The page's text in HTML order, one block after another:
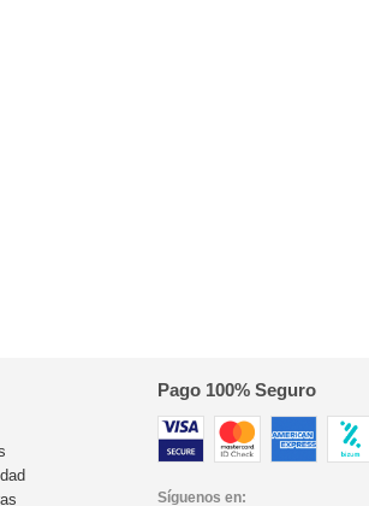
Pago 100% Seguro
Síguenos en: